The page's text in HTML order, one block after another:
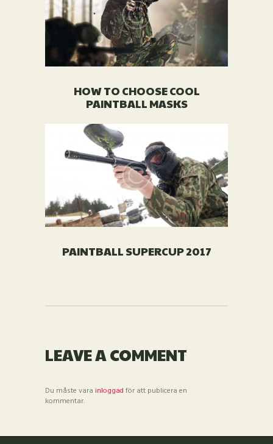
HOW TO CHOOSE COOL
PAINTBALL MASKS
PAINTBALL SUPERCUP 2017
LEAVE A COMMENT
Du måste vara inloggad för att publicera en
kommentar.